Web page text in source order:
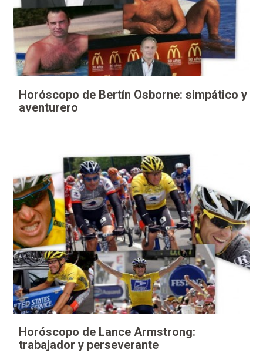
Horóscopo de Bertín Osborne: simpático y
aventurero
Horóscopo de Lance Armstrong:
trabajador y perseverante